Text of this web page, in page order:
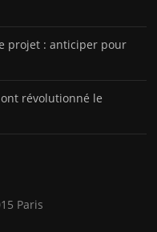
projet : anticiper pour
révolutionné le
Paris